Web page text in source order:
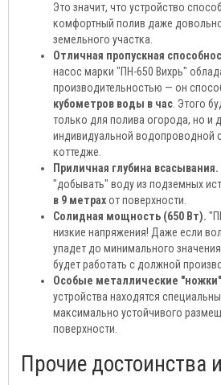
Это значит, что устройство
комфортный полив даже
земельного участка.
Отличная пропускная
насос марки "ПН-650 Вихрь"
производительностью — он
кубометров воды в час . Этого
только для полива огорода, но и
индивидуальной водопроводной
коттедже.
Приличная глубина всасывания.
"добывать" воду из подземных
в 9 метрахот поверхности.
Солидная мощность (650 Вт).
низкие напряжения! Даже если
упадет до минимального
будет работать с должной
Особые металлические
устройства находятся
максимально устойчивого
поверхности.
Прочие достоинства